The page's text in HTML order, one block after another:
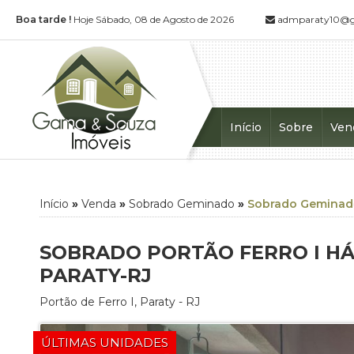
Boa tarde ! Hoje Sábado, 08 de Agosto de 2026
Início Sobre
Casa
Casa
Início » Venda » Sobrado Geminado » Sobrado
SOBRADO PORTÃO FERRO I
PARATY-RJ
Portão de Ferro I, Paraty- RJ
ÚLTIMAS UNIDADES